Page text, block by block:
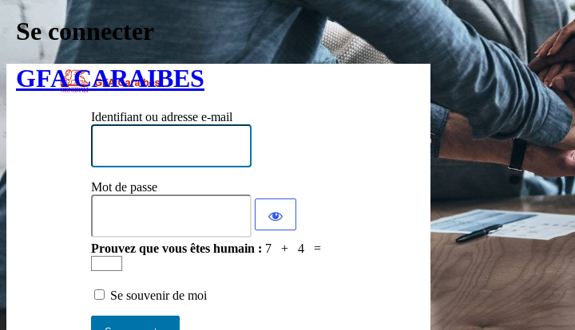
Se connecter
GFA CARAIBES
Identifiant ou adresse e-mail
Mot de passe
Prouvez que vous êtes humain : 7 + 4 =
Se souvenir de moi